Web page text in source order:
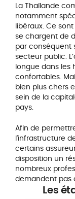
La Thaïlande
notamment
libéraux. Ce
se chargent de
par conséquent
secteur public.
longue dans les
confortables.
bien plus chers
sein de la
pays.
Afin de
l'infrastructure
certains
disposition un
nombreux
demandent pas
Les